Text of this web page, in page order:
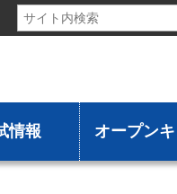
情報 オープン